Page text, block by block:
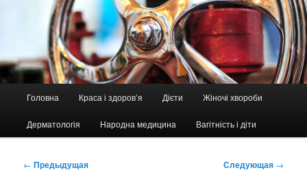
Головна Краса і здоров’я Дієти Жіночі хвороби
Дерматологія Народна медицина Вагітність і діти
Навигация
← Предыдущая Следующая →